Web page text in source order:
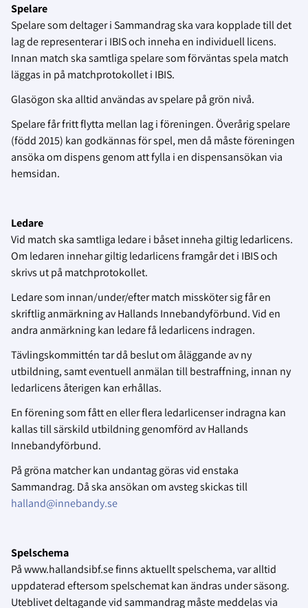
Spelare
Spelare som deltager i Sammandrag ska vara kopplade till det
lag de representerar i IBIS och inneha en individuell licens.
Innan match ska samtliga spelare som förväntas spela match
läggas in på matchprotokollet i IBIS.
Glasögon ska alltid användas av spelare på grön nivå.
Spelare får fritt flytta mellan lag i föreningen. Överårig spelare
(född 2015) kan godkännas för spel, men då måste föreningen
ansöka om dispens genom att fylla i en dispensansökan via
hemsidan.
Ledare
Vid match ska samtliga ledare i båset inneha giltig ledarlicens.
Om ledaren innehar giltig ledarlicens framgår det i IBIS och
skrivs ut på matchprotokollet.
Ledare som innan/under/efter match missköter sig får en
skriftlig anmärkning av Hallands Innebandyförbund. Vid en
andra anmärkning kan ledare få ledarlicens indragen.
Tävlingskommittén tar då beslut om åläggande av ny
utbildning, samt eventuell anmälan till bestraffning, innan ny
ledarlicens återigen kan erhållas.
En förening som fått en eller flera ledarlicenser indragna kan
kallas till särskild utbildning genomförd av Hallands
Innebandyförbund.
På gröna matcher kan undantag göras vid enstaka
Sammandrag. Då ska ansökan om avsteg skickas till
halland@innebandy.se
Spelschema
På www.hallandsibf.se finns aktuellt spelschema, var alltid
uppdaterad eftersom spelschemat kan ändras under säsong.
Uteblivet deltagande vid sammandrag måste meddelas via